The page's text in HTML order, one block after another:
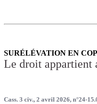
SURÉLÉVATION EN
Le droit appartient
Cass. 3 civ., 2 avril 2026, n°24-